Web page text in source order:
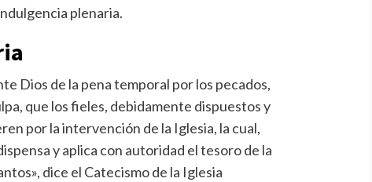
plenaria.
Dios de la pena temporal por los pecados,
que los fieles, debidamente dispuestos y
por la intervención de la Iglesia, la cual,
y aplica con autoridad el tesoro de la
dice el Catecismo de la Iglesia